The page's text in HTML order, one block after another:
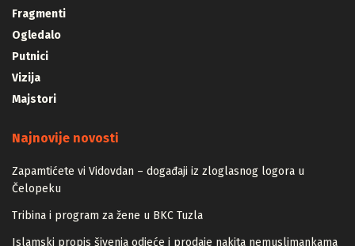
Fragmenti
Ogledalo
Putnici
Vizija
Majstori
Najnovije novosti
Zapamtićete vi Vidovdan – događaji iz zloglasnog logora u
Čelopeku
Tribina i program za žene u BKC Tuzla
Islamski propis šivenja odjeće i prodaje nakita nemuslimankama